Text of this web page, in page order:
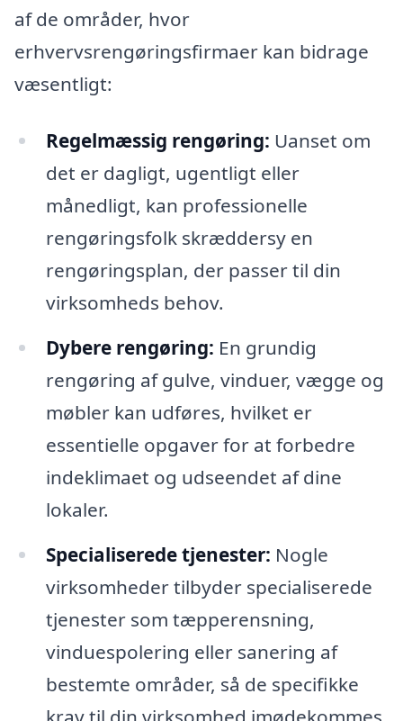
af de områder, hvor
erhvervsrengøringsfirmaer kan bidrage
væsentligt:
Regelmæssig rengøring: Uanset om
det er dagligt, ugentligt eller
månedligt, kan professionelle
rengøringsfolk skræddersy en
rengøringsplan, der passer til din
virksomheds behov.
Dybere rengøring: En grundig
rengøring af gulve, vinduer, vægge og
møbler kan udføres, hvilket er
essentielle opgaver for at forbedre
indeklimaet og udseendet af dine
lokaler.
Specialiserede tjenester: Nogle
virksomheder tilbyder specialiserede
tjenester som tæpperensning,
vinduespolering eller sanering af
bestemte områder, så de specifikke